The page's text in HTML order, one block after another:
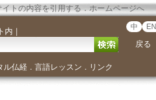
イトの内容を引用する．ホームページへ
内 ｜ 中 EN
戻る
ル仏経． 言語レッスン ． リンク